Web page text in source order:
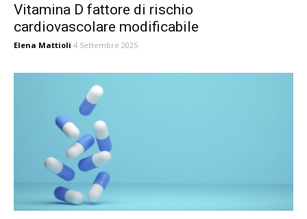
Vitamina D fattore di rischio
cardiovascolare modificabile
Elena Mattioli 4 Settembre 2025